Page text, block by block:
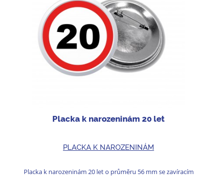
Placka k narozeninám 20 let
PLACKA K NAROZENINÁM
Placka k narozeninám 20 let o průměru 56 mm se zavíracím